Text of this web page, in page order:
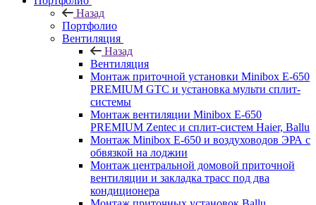
Назад
Портфолио
Вентиляция
Назад
Вентиляция
Монтаж приточной установки Minibox E-650
PREMIUM GTC и установка мульти сплит-
системы
Монтаж вентиляции Minibox E-650
PREMIUM Zentec и сплит-систем Haier, Ballu
Монтаж Minibox E-650 и воздуховодов ЭРА с
обвязкой на лоджии
Монтаж центральной домовой приточной
вентиляции и закладка трасс под два
кондиционера